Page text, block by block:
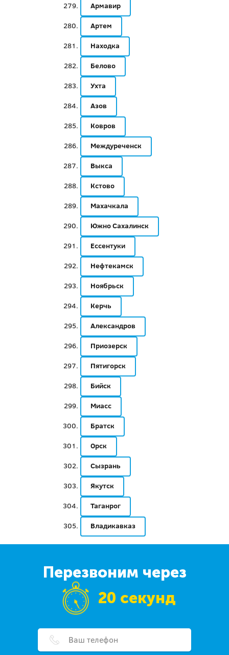
Армавир
Артем
Находка
Белово
Ухта
Азов
Ковров
Междуреченск
Выкса
Кстово
Махачкала
Южно Сахалинск
Ессентуки
Нефтекамск
Ноябрьск
Керчь
Александров
Приозерск
Пятигорск
Бийск
Миасс
Братск
Орск
Сызрань
Якутск
Таганрог
Владикавказ
Перезвоним через
20 секунд